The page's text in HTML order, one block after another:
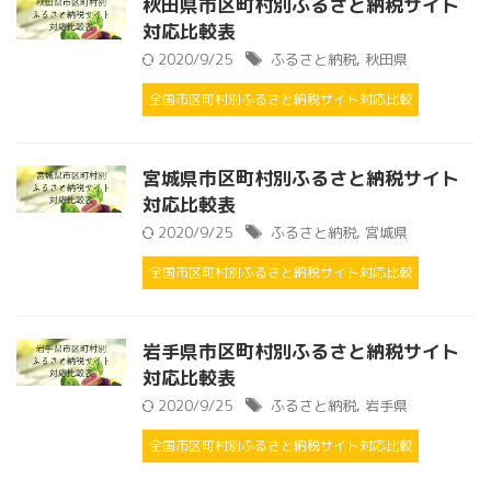
対応比較表
2020/9/25 ふるさと納税, 秋田県
全国市区町村別ふるさと納税サイト対応比較
宮城県市区町村別ふるさと納税サイト
対応比較表
2020/9/25 ふるさと納税, 宮城県
全国市区町村別ふるさと納税サイト対応比較
岩手県市区町村別ふるさと納税サイト
対応比較表
2020/9/25 ふるさと納税, 岩手県
全国市区町村別ふるさと納税サイト対応比較